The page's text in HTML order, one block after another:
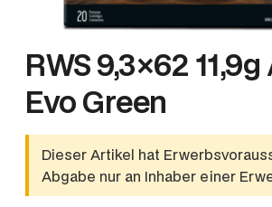
RWS 9,3×62
Evo Green
Dieser Artikel hat
Abgabe nur an Inhaber einer